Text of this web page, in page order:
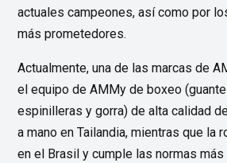
actuales campeones, así como por
más prometedores.
Actualmente, una de las marcas de
el equipo de AMMy de boxeo
espinilleras y gorra) de alta calidad
a mano en Tailandia, mientras que la
en el Brasil y cumple las normas